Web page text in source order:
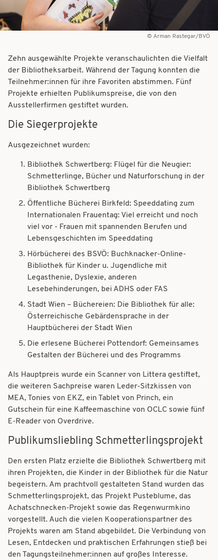
Arman Rastegar/BVÖ
Zehn ausgewählte Projekte veranschaulichten die Vielfalt
der Bibliotheksarbeit. Während der Tagung konnten die
Teilnehmer:innen für ihre Favoriten abstimmen. Fünf
Projekte erhielten Publikumspreise, die von den
Ausstellerfirmen gestiftet wurden.
Die Siegerprojekte
Ausgezeichnet wurden:
Bibliothek Schwertberg: Flügel für die Neugier:
Schmetterlinge, Bücher und Naturforschung in der
Bibliothek Schwertberg
Öffentliche Bücherei Birkfeld: Speeddating zum
Internationalen Frauentag: Viel erreicht und noch
viel vor - Frauen mit spannenden Berufen und
Lebensgeschichten im Speeddating
Hörbücherei des BSVÖ: Buchknacker-Online-
Bibliothek für Kinder u. Jugendliche mit
Legasthenie, Dyslexie, anderen
Lesebehinderungen, bei ADHS oder FAS
Stadt Wien – Büchereien: Die Bibliothek für alle:
Österreichische Gebärdensprache in der
Hauptbücherei der Stadt Wien
Die erlesene Bücherei Pottendorf: Gemeinsames
Gestalten der Bücherei und des Programms
Als Hauptpreis wurde ein Scanner von Littera gestiftet,
die weiteren Sachpreise waren Leder-Sitzkissen von
MEA, Tonies von EKZ, ein Tablet von Princh, ein
Gutschein für eine Kaffeemaschine von OCLC sowie fünf
E-Reader von Overdrive.
Publikumsliebling Schmetterlingsprojekt
Den ersten Platz erzielte die Bibliothek Schwertberg mit
ihren Projekten, die Kinder in der Bibliothek für die Natur
begeistern. Am prachtvoll gestalteten Stand wurden das
Schmetterlingsprojekt, das Projekt Pusteblume, das
Achatschnecken-Projekt sowie das Regenwurmkino
vorgestellt. Auch die vielen Kooperationspartner des
Projekts waren am Stand abgebildet. Die Verbindung von
Lesen, Entdecken und praktischen Erfahrungen stieß bei
den Tagungsteilnehmer:innen auf großes Interesse.